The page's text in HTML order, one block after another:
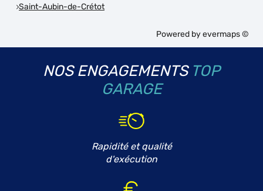
Saint-Aubin-de-Crétot
Powered byevermaps ©
NOS ENGAGEMENTS TOP
GARAGE
Rapidité et qualité
d'exécution